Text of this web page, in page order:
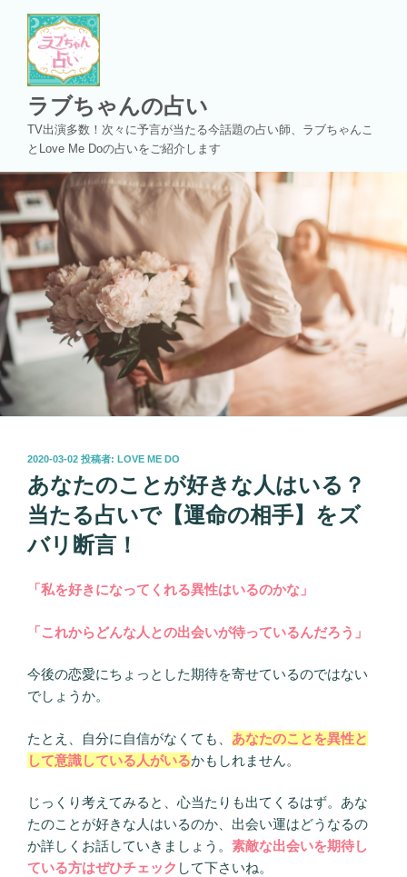
ッ
プ
ラブちゃんの占い
TV出演多数！次々に予言が当たる今話題の占い師、ラブちゃんこ
とLove Me Doの占いをご紹介します
投
稿
日:
2020-03-02 投稿者: LOVE ME DO
あなたのことが好きな人はいる？
当たる占いで【運命の相手】をズ
バリ断言！
「私を好きになってくれる異性はいるのかな」
「これからどんな人との出会いが待っているんだろう」
今後の恋愛にちょっとした期待を寄せているのではない
でしょうか。
たとえ、自分に自信がなくても、 あなたのことを異性と
して意識している人がいるかもしれません。
じっくり考えてみると、心当たりも出てくるはず。あな
たのことが好きな人はいるのか、出会い運はどうなるの
か詳しくお話していきましょう。 素敵な出会いを期待し
ている方はぜひチェック して下さいね。